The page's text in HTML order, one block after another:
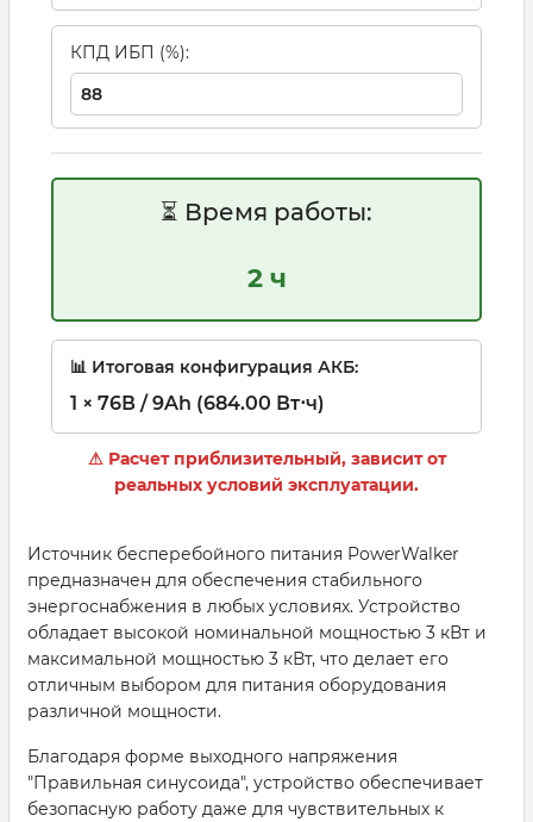
КПД ИБП (%):
⏳ Время работы:
2 ч
📊 Итоговая конфигурация АКБ:
1 × 76В / 9Ah (684.00 Вт⋅ч)
⚠ Расчет приблизительный, зависит от
реальных условий эксплуатации.
Источник бесперебойного питания PowerWalker
предназначен для обеспечения стабильного
энергоснабжения в любых условиях. Устройство
обладает высокой номинальной мощностью 3 кВт и
максимальной мощностью 3 кВт, что делает его
отличным выбором для питания оборудования
различной мощности.
Благодаря форме выходного напряжения
"Правильная синусоида", устройство обеспечивает
безопасную работу даже для чувствительных к